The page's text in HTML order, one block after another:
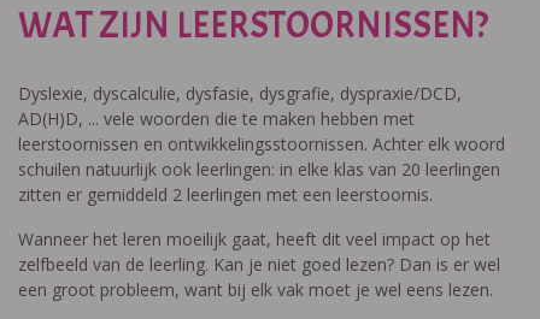
WAT ZIJN LEERSTOORNISSEN?
Dyslexie, dyscalculie, dysfasie, dysgrafie, dyspraxie/DCD,
AD(H)D, ... vele woorden die te maken hebben met
leerstoornissen en ontwikkelingsstoornissen. Achter elk woord
schuilen natuurlijk ook leerlingen: in elke klas van 20 leerlingen
zitten er gemiddeld 2 leerlingen met een leerstoornis.
Wanneer het leren moeilijk gaat, heeft dit veel impact op het
zelfbeeld van de leerling. Kan je niet goed lezen? Dan is er wel
een groot probleem, want bij elk vak moet je wel eens lezen.